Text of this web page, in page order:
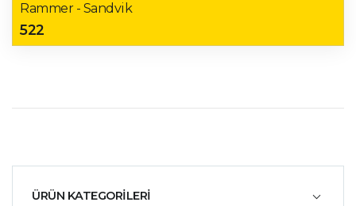
ÜRÜN KATEGORİLERİ
Rammer - Sandvik
522